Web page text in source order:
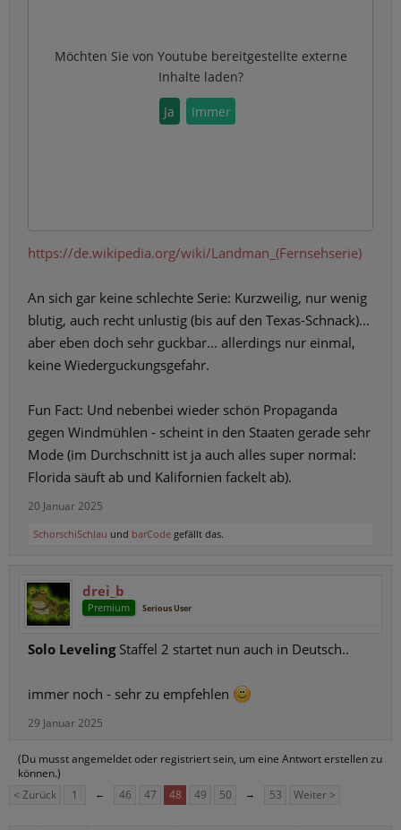
Möchten Sie von Youtube bereitgestellte externe
Inhalte laden?
Ja Immer
https://de.wikipedia.org/wiki/Landman_(Fernsehserie)
An sich gar keine schlechte Serie: Kurzweilig, nur wenig
blutig, auch recht unlustig (bis auf den Texas-Schnack)...
aber eben doch sehr guckbar... allerdings nur einmal,
keine Wiederguckungsgefahr.
Fun Fact: Und nebenbei wieder schön Propaganda
gegen Windmühlen - scheint in den Staaten gerade sehr
Mode (im Durchschnitt ist ja auch alles super normal:
Florida säuft ab und Kalifornien fackelt ab).
20 Januar 2025
SchorschiSchlau und barCode gefällt das.
drei_b
Premium Serious User
Solo LevelingStaffel 2 startet nun auch in Deutsch..
immer noch - sehr zu empfehlen
29 Januar 2025
(Du musst angemeldet oder registriert sein, um eine Antwort erstellen zu
können.)
< Zurück
1 ← 46 47 48 49 50 → 53 Weiter >